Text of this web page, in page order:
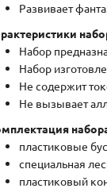
Развивает
Набор
Набор
Не содержит
Не вызывает
пластиковые
специальная
пластиковый